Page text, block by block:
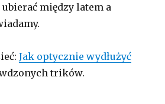
między latem a
Jak optycznie wydłużyć
trików.